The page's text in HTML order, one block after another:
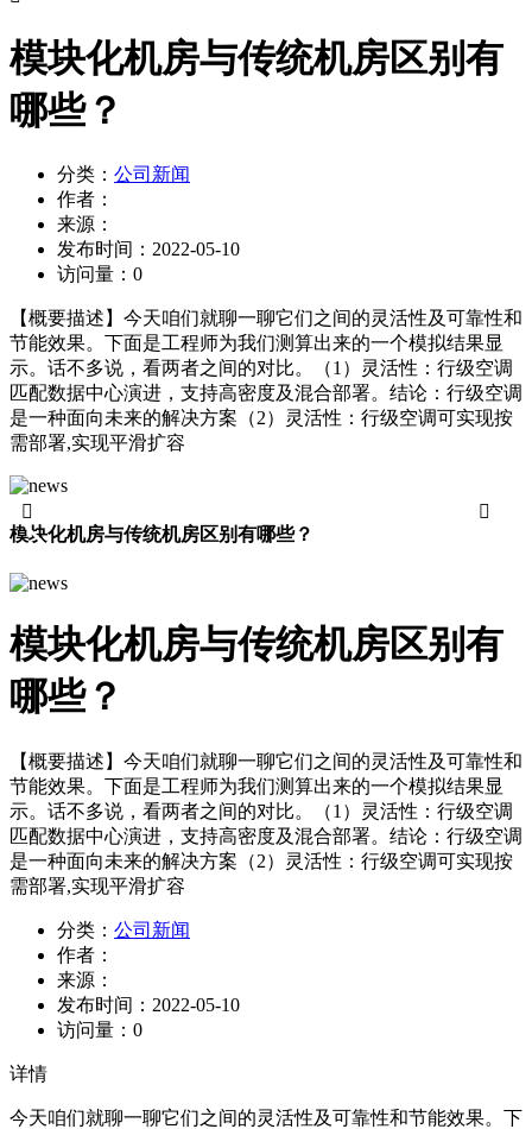
模块化机房与传统机房区别有
哪些？
分类： 公司新闻
作者：
来源：
发布时间： 2022-05-10
访问量： 0
【概要描述】 今天咱们就聊一聊它们之间的灵活性及可靠性和
节能效果。下面是工程师为我们测算出来的一个模拟结果显
示。话不多说，看两者之间的对比。（1）灵活性：行级空调
匹配数据中心演进，支持高密度及混合部署。结论：行级空调
是一种面向未来的解决方案（2）灵活性：行级空调可实现按
需部署,实现平滑扩容
模块化机房与传统机房区别有哪些？


模块化机房与传统机房区别有
哪些？
【概要描述】 今天咱们就聊一聊它们之间的灵活性及可靠性和
节能效果。下面是工程师为我们测算出来的一个模拟结果显
示。话不多说，看两者之间的对比。（1）灵活性：行级空调
匹配数据中心演进，支持高密度及混合部署。结论：行级空调
是一种面向未来的解决方案（2）灵活性：行级空调可实现按
需部署,实现平滑扩容
分类： 公司新闻
作者：
来源：
发布时间： 2022-05-10
访问量： 0
详情
今天咱们就聊一聊它们之间的灵活性及可靠性和节能效果。下